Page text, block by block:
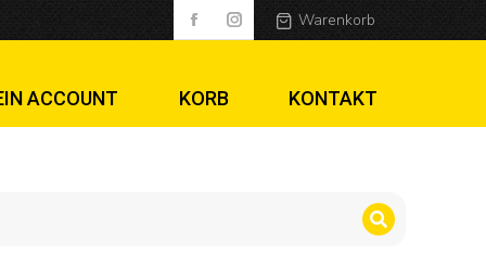
Warenkorb
ACCOUNT KORB KONTAKT